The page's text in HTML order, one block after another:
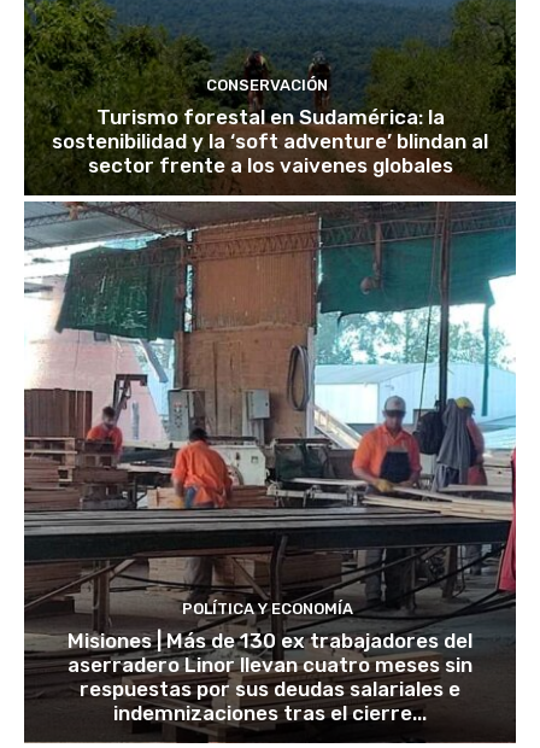
CONSERVACIÓN
Turismo forestal en Sudamérica: la
sostenibilidad y la ‘soft adventure’ blindan al
sector frente a los vaivenes globales
POLÍTICA Y ECONOMÍA
Misiones | Más de 130 ex trabajadores del
aserradero Linor llevan cuatro meses sin
respuestas por sus deudas salariales e
indemnizaciones tras el cierre...